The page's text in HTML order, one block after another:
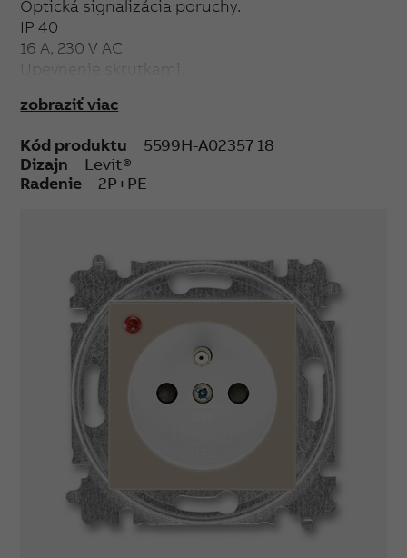
Optická signalizácia poruchy.
IP 40
16 A, 230 V AC
Upevnenie skrutkami.
zobraziť viac
Kód produktu
5599H-A02357 18
Dizajn
Levit®
Radenie
2P+PE